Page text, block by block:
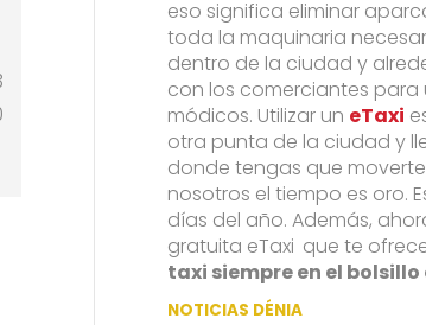
eso significa eliminar
toda la maquinaria
dentro de la ciudad y
con los comerciantes para
módicos. Utilizar un eTaxi
otra punta de la ciudad y
donde tengas que
nosotros el tiempo es oro.
días del año. Además,
gratuita eTaxi que te
taxi siempre en el
NOTICIAS DÉNIA